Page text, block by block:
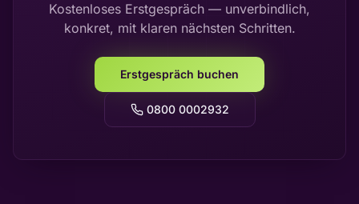
Kostenloses Erstgespräch — unverbindlich,
konkret, mit klaren nächsten Schritten.
Erstgespräch buchen
0800 0002932